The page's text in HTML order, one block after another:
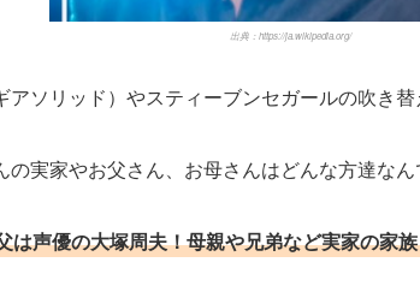
出典：https://ja.wikipedia.org/
アソリッド）やスティーブンセガールの吹き替
の実家やお父さん、お母さんはどんな方達なん
は声優の大塚周夫！母親や兄弟など実家の家